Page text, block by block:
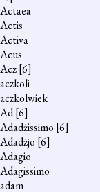
Actaea
Actis
Activa
Acus
Acz[6]
aczkoli
aczkolwiek
Ad[6]
Adadżissimo [6]
Adadżjo [6]
Adagio
Adagissimo
adam